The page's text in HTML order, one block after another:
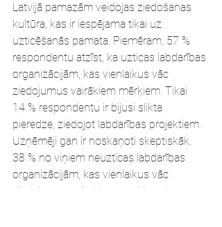
Latvijā pamazām veidojas ziedošanas
kultūra, kas ir iespējama tikai uz
uzticēšanās pamata. Piemēram, 57 %
respondentu atzīst, ka uzticas labdarības
organizācijām, kas vienlaikus vāc
ziedojumus vairākiem mērķiem. Tikai
14 % respondentu ir bijusi slikta
pieredze, ziedojot labdarības projektiem.
Uzņēmēji gan ir noskaņoti skeptiskāk.
38 % no viņiem neuzticas labdarības
organizācijām, kas vienlaikus vāc
ziedojumus vairākiem mērķiem, kā arī